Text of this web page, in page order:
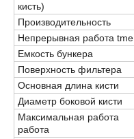
кисть)
Производительность
Непрерывная работа tme
Емкость бункера
Поверхность фильтера
Основная длина кисти
Диаметр боковой кисти
Максимальная работа
работа